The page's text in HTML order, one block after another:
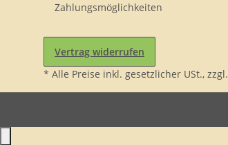
Zahlungsmöglichkeiten
Vertrag widerrufen
* Alle Preise inkl. gesetzlicher USt., zzgl.